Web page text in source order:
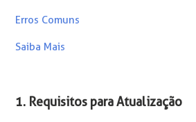
Erros Comuns
Saiba Mais
1. Requisitos para Atualização